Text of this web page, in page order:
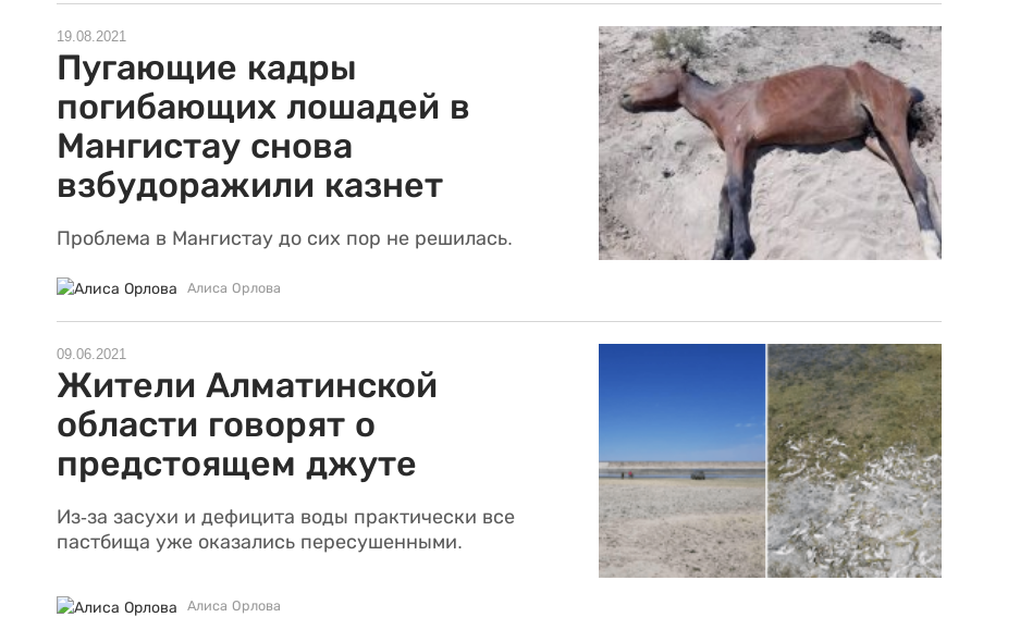
19.08.2021
Пугающие кадры
погибающих лошадей в
Мангистау снова
взбудоражили казнет
Проблема в Мангистау до сих пор не решилась.
Алиса Орлова
09.06.2021
Жители Алматинской
области говорят о
предстоящем джуте
Из-за засухи и дефицита воды практически все
пастбища уже оказались пересушенными.
Алиса Орлова